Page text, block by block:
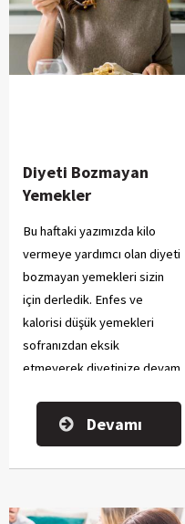
Diyeti Bozmayan
Yemekler
Bu haftaki yazımızda kilo
vermeye yardımcı olan diyeti
bozmayan yemekleri sizin
için derledik. Enfes ve
kalorisi düşük yemekleri
sofranızdan eksik
etmeyerek diyetinize devam
diyetinize fayda sağlayan
yemekleri akşam yemeğinde
Devamı